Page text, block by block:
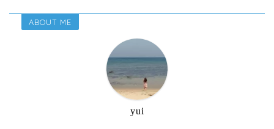
ABOUT ME
yui